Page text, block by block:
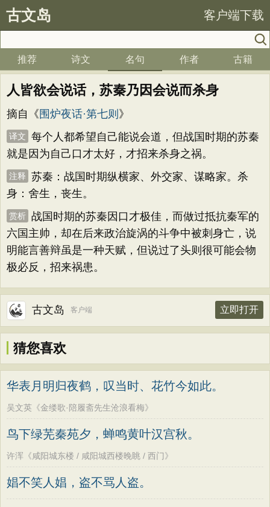
古文岛 客户端下载
推荐 诗文 名句 作者 古籍
人皆欲会说话，苏秦乃因会说而杀身
摘自《 围炉夜话·第七则 》
译文
每个人都希望自己能说会道，但战国时期的苏秦
就是因为自己口才太好，才招来杀身之祸。
注释
苏秦：战国时期纵横家、外交家、谋略家。杀
身：舍生，丧生。
赏析 战国时期的苏秦因口才极佳，而做过抵抗秦军的
六国主帅，却在后来政治旋涡的斗争中被刺身亡，说
明能言善辩虽是一种天赋，但说过了头则很可能会物
极必反，招来祸患。
古文岛 客户端 立即打开
猜您喜欢
华表月明归夜鹤，叹当时、花竹今如此。
吴文英《金缕歌·陪履斋先生沧浪看梅》
鸟下绿芜秦苑夕，蝉鸣黄叶汉宫秋。
许浑《咸阳城东楼 / 咸阳城西楼晚眺 / 西门》
娼不笑人娼，盗不骂人盗。